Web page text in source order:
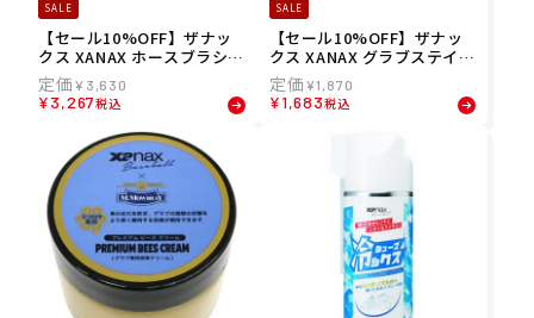
SALE
【セール10%OFF】ザナッ
クス XANAX ホースブラシ B
GF58 26SP
¥ 3,630
¥3,267税込
SALE
【セール10%OFF】ザナッ
クス XANAX グラブステイン
リムーバー BAOSTR 26SP
¥1,870
¥1,683税込